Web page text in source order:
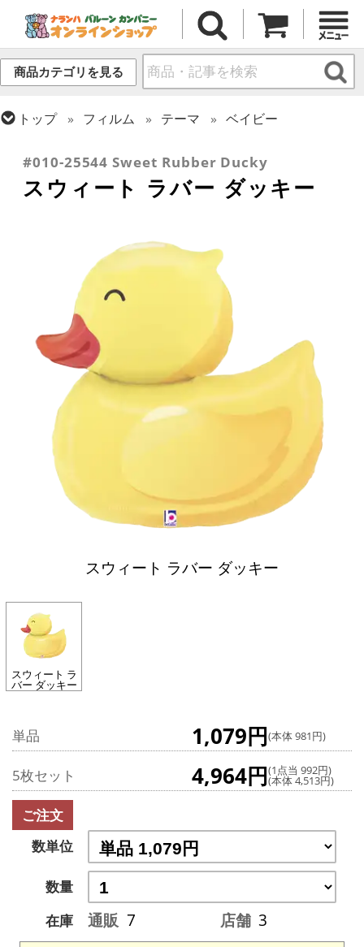
商品カテゴリを見る
トップ フィルム テーマ
ベイビー
#010-25544 Sweet Rubber Ducky
スウィート ラバー ダッキー
スウィート ラバー ダッキー
スウィート ラ
バー ダッキー
単品 1,079円(本体 981円)
5枚セット 4,964円(1点当 992円)
(本体 4,513円)
ご注文
数単位
数量
在庫
通販 7 店舗 3